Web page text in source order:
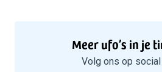
Meer ufo’s in je
Volg ons op social